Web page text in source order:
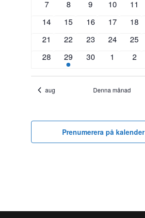
0
7
0
8
0
9
0
10
0
11
0
14
0
15
0
16
0
17
0
18
0
21
0
22
0
23
0
24
0
25
0
evenemang
28
1
evenemang
29
0
30
0
1
0
2
aug Denna månad
Prenumerera på kalender